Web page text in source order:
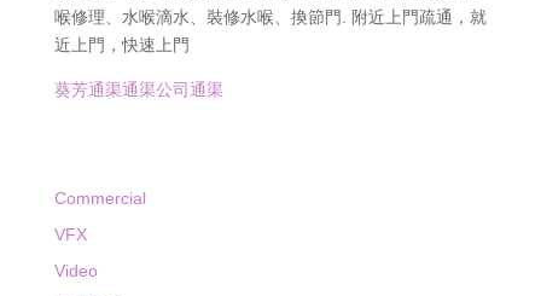
喉修理、水喉滴水、裝修水喉、換節門. 附近上門疏通，就
近上門，快速上門
葵芳通渠通渠公司通渠
Commercial
VFX
Video